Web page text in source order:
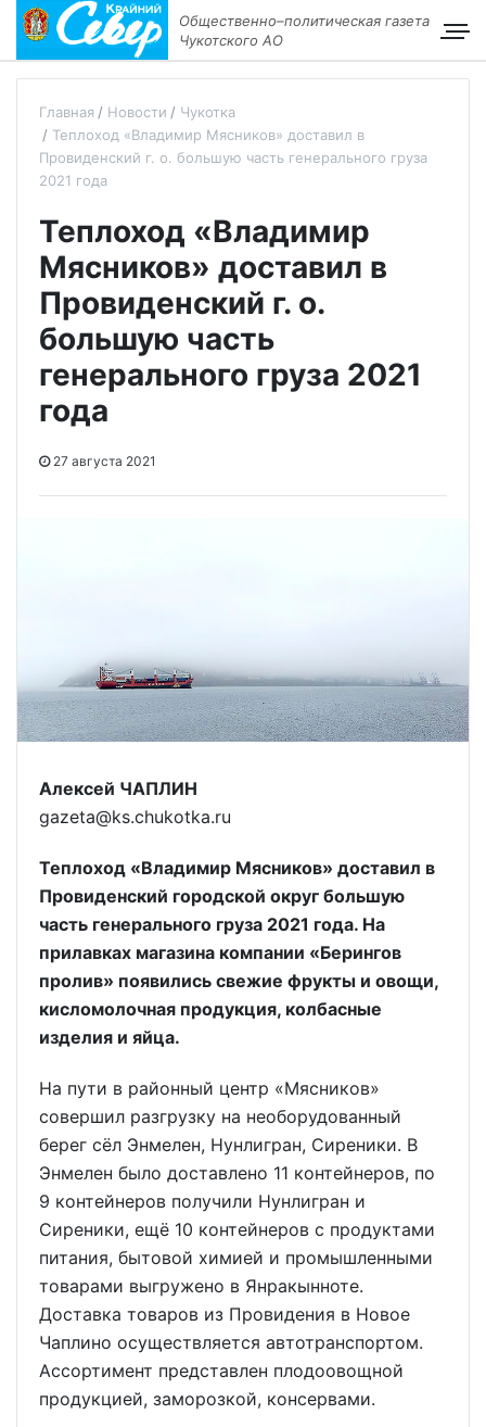
Общественно–политическая газета
Чукотского АО
Главная Новости
Чукотка
Теплоход «Владимир Мясников» доставил в
Провиденский г. о. большую часть генерального груза
2021 года
Теплоход «Владимир
Мясников» доставил в
Провиденский г. о.
большую часть
генерального груза 2021
года
27 августа 2021
Алексей ЧАПЛИН
gazeta@ks.chukotka.ru
Теплоход «Владимир Мясников» доставил в
Провиденский городской округ большую
часть генерального груза 2021 года. На
прилавках магазина компании «Берингов
пролив» появились свежие фрукты и овощи,
кисломолочная продукция, колбасные
изделия и яйца.
На пути в районный центр «Мясников»
совершил разгрузку на необорудованный
берег сёл Энмелен, Нунлигран, Сиреники. В
Энмелен было доставлено 11 контейнеров, по
9 контейнеров получили Нунлигран и
Сиреники, ещё 10 контейнеров с продуктами
питания, бытовой химией и промышленными
товарами выгружено в Янракынноте.
Доставка товаров из Провидения в Новое
Чаплино осуществляется автотранспортом.
Ассортимент представлен плодоовощной
продукцией, заморозкой, консервами.